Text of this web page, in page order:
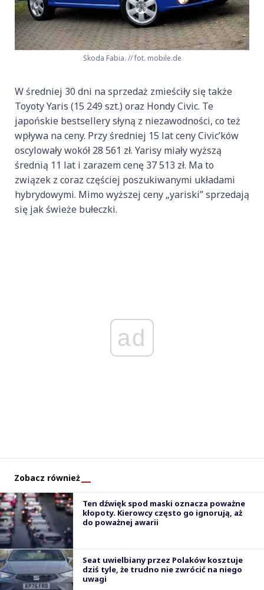
Skoda Fabia. // fot. mobile.de
W średniej 30 dni na sprzedaż zmieściły się także
Toyoty Yaris (15 249 szt.) oraz Hondy Civic. Te
japońskie bestsellery słyną z niezawodności, co też
wpływa na ceny. Przy średniej 15 lat ceny Civic’ków
oscylowały wokół 28 561 zł. Yarisy miały wyższą
średnią 11 lat i zarazem cenę 37 513 zł. Ma to
związek z coraz częściej poszukiwanymi układami
hybrydowymi. Mimo wyższej ceny „yariski” sprzedają
się jak świeże bułeczki.
ad
Zobacz również
Ten dźwięk spod maski oznacza poważne
kłopoty. Kierowcy często go ignorują, aż
do poważnej awarii
Seat uwielbiany przez Polaków kosztuje
dziś tyle, że trudno nie zwrócić na niego
uwagi